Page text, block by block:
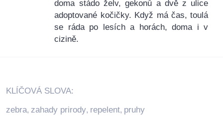
doma stádo želv, gekonů a dvě z ulice
adoptované kočičky. Když má čas, toulá
se ráda po lesích a horách, doma i v
cizině.
KLÍČOVÁ SLOVA:
zebra, zahady prirody, repelent, pruhy